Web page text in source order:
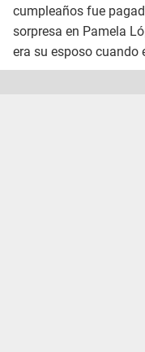
cumpleaños fue
sorpresa en Pamela
era su esposo cuando